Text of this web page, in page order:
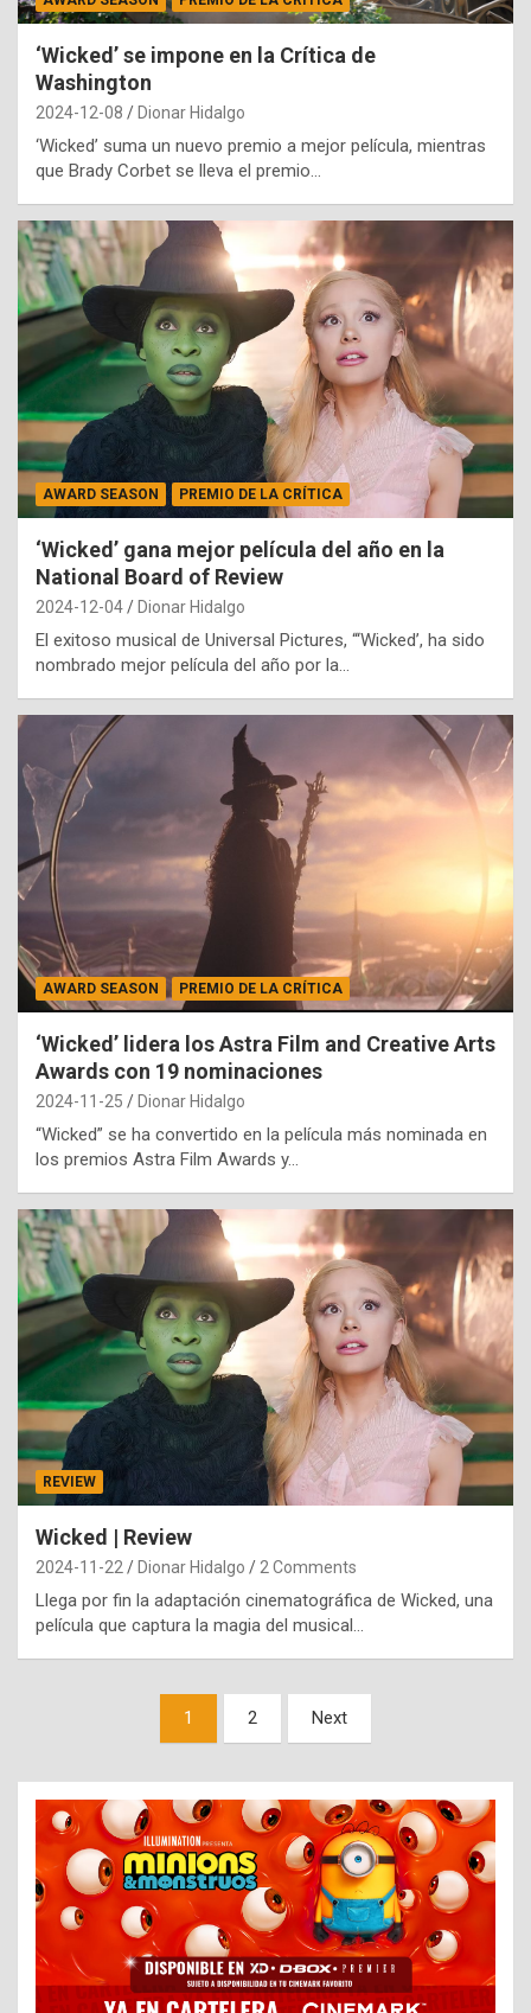
‘Wicked’ se impone en la Crítica de
Washington
2024-12-08 Dionar Hidalgo
‘Wicked’ suma un nuevo premio a mejor película, mientras
que Brady Corbet se lleva el premio…
AWARD SEASON PREMIO DE LA CRÍTICA
‘Wicked’ gana mejor película del año en la
National Board of Review
2024-12-04 Dionar Hidalgo
El exitoso musical de Universal Pictures, “‘Wicked’, ha sido
nombrado mejor película del año por la…
AWARD SEASON PREMIO DE LA CRÍTICA
‘Wicked’ lidera los Astra Film and Creative Arts
Awards con 19 nominaciones
2024-11-25 Dionar Hidalgo
“Wicked” se ha convertido en la película más nominada en
los premios Astra Film Awards y…
REVIEW
Wicked | Review
2024-11-22 Dionar Hidalgo 2 Comments
Llega por fin la adaptación cinematográfica de Wicked, una
película que captura la magia del musical…
entradas
1 2 Next